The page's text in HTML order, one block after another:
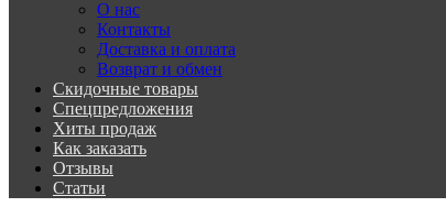
О нас
Контакты
Доставка и оплата
Возврат и обмен
Скидочные товары
Спецпредложения
Хиты продаж
Как заказать
Отзывы
Статьи